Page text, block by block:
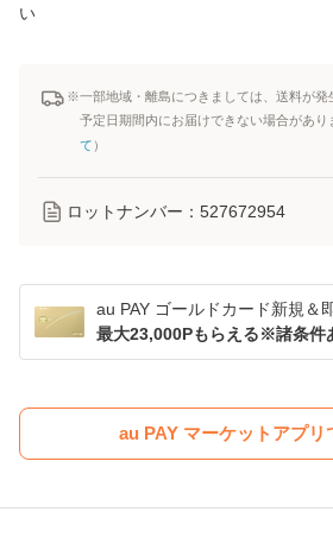
い
※一部地域・離島につきましては、送料が発
予定日期間内にお届けできない場合があり
て ）
ロットナンバー： 527672954
au PAY ゴールドカード新規＆
最大23,000Pもらえる※諸条件
au PAY マーケットアプリ